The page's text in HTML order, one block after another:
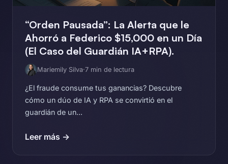
“Orden Pausada”: La Alerta que le
Ahorró a Federico $15,000 en un Día
(El Caso del Guardián IA+RPA).
Mariemily Silva·7 min de lectura
¿El fraude consume tus ganancias? Descubre
cómo un dúo de IA y RPA se convirtió en el
guardián de un...
Leer más →